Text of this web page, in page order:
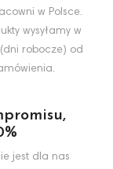
w Polsce.
wysyłamy w
robocze) od
jest dla nas